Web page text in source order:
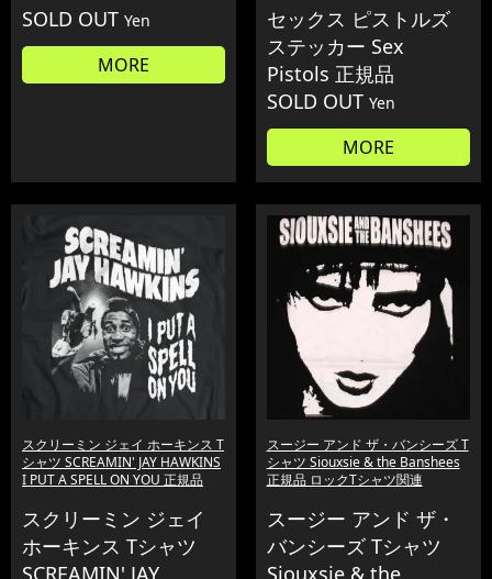
SOLD OUT Yen
MORE
セックス ピストルズ
ステッカー Sex
Pistols 正規品
SOLD OUT Yen
MORE
スクリーミン ジェイ ホーキンス T
シャツ SCREAMIN' JAY HAWKINS
I PUT A SPELL ON YOU 正規品
スクリーミン ジェイ
ホーキンス Tシャツ
SCREAMIN' JAY
スージー アンド ザ・バンシーズ T
シャツ Siouxsie & the Banshees
正規品 ロックTシャツ関連
スージー アンド ザ・
バンシーズ Tシャツ
Siouxsie & the